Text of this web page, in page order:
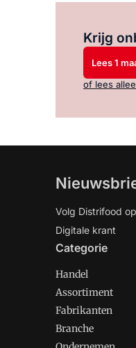
Krijg
Lees 1
of lees
Volg Distrifood
Digitale krant
Categorie
Handel
Assortiment
Fabrikanten
Branche